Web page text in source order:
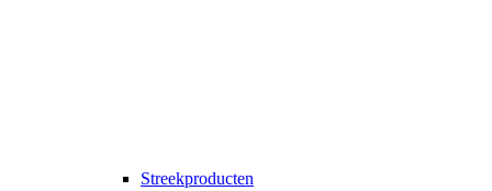
Streekproducten